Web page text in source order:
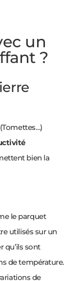
un
?
bien la
le parquet
utilisés sur un
qu’ils sont
de température.
de